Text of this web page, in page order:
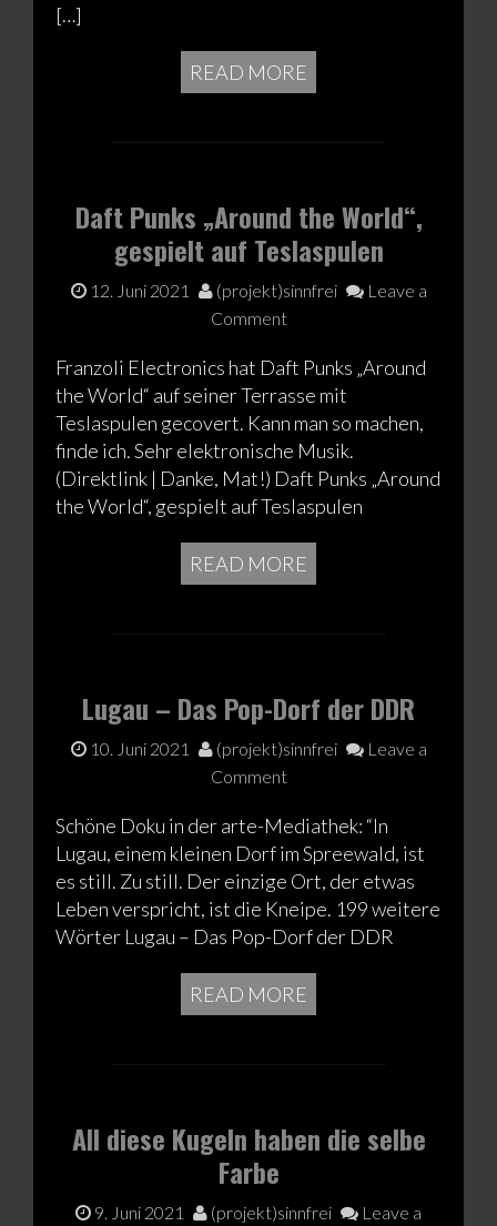
[…]
READ MORE
Daft Punks „Around the World“,
gespielt auf Teslaspulen
12. Juni 2021 (projekt)sinnfrei
Leave a
Comment
Franzoli Electronics hat Daft Punks „Around
the World“ auf seiner Terrasse mit
Teslaspulen gecovert. Kann man so machen,
finde ich. Sehr elektronische Musik.
(Direktlink | Danke, Mat!) Daft Punks „Around
the World“, gespielt auf Teslaspulen
READ MORE
Lugau – Das Pop-Dorf der DDR
10. Juni 2021 (projekt)sinnfrei
Leave a
Comment
Schöne Doku in der arte-Mediathek: “In
Lugau, einem kleinen Dorf im Spreewald, ist
es still. Zu still. Der einzige Ort, der etwas
Leben verspricht, ist die Kneipe. 199 weitere
Wörter Lugau – Das Pop-Dorf der DDR
READ MORE
All diese Kugeln haben die selbe
Farbe
9. Juni 2021 (projekt)sinnfrei Leave a